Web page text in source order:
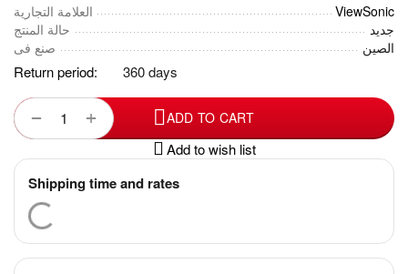
العلامة التجارية
ViewSonic
حالة المنتج
جديد
صنع فى
الصين
Return period: 360 days
+
− ADD TO CART
Add to wish list
Shipping time and rates